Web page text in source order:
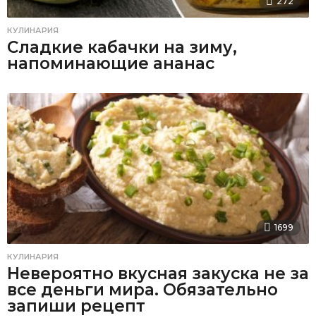
КУЛИНАРИЯ
Сладкие кабачки на зиму,
напоминающие ананас
1699
КУЛИНАРИЯ
Невероятно вкусная закуска не за
все деньги мира. Обязательно
запиши рецепт